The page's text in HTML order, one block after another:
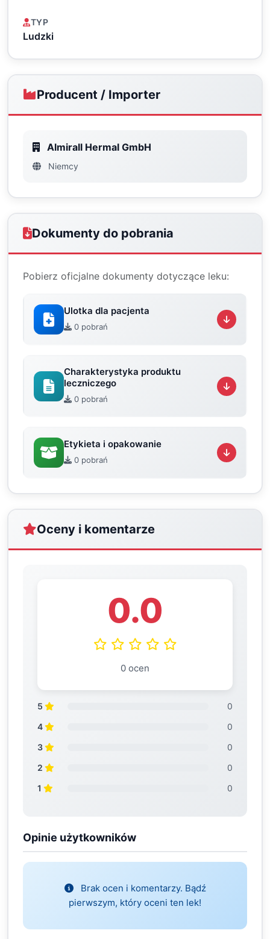
TYP
Ludzki
Producent / Importer
Almirall Hermal GmbH
Niemcy
Dokumenty do pobrania
Pobierz oficjalne dokumenty dotyczące leku:
Ulotka dla pacjenta
0 pobrań
Charakterystyka produktu
leczniczego
0 pobrań
Etykieta i opakowanie
0 pobrań
Oceny i komentarze
0.0
0 ocen
5
0
4
0
3
0
2
0
1
0
Opinie użytkowników
Brak ocen i komentarzy. Bądź
pierwszym, który oceni ten lek!